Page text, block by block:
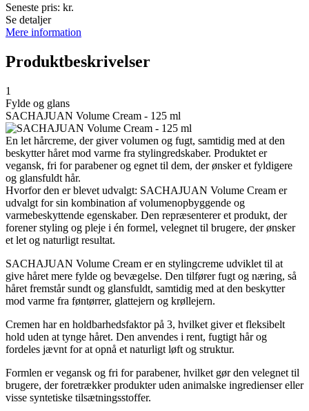
Seneste pris: kr.
Se detaljer
Mere information
Produktbeskrivelser
1
Fylde og glans
SACHAJUAN Volume Cream - 125 ml
En let hårcreme, der giver volumen og fugt, samtidig med at den
beskytter håret mod varme fra stylingredskaber. Produktet er
vegansk, fri for parabener og egnet til dem, der ønsker et fyldigere
og glansfuldt hår.
Hvorfor den er blevet udvalgt: SACHAJUAN Volume Cream er
udvalgt for sin kombination af volumenopbyggende og
varmebeskyttende egenskaber. Den repræsenterer et produkt, der
forener styling og pleje i én formel, velegnet til brugere, der ønsker
et let og naturligt resultat.
SACHAJUAN Volume Cream er en stylingcreme udviklet til at
give håret mere fylde og bevægelse. Den tilfører fugt og næring, så
håret fremstår sundt og glansfuldt, samtidig med at den beskytter
mod varme fra føntørrer, glattejern og krøllejern.
Cremen har en holdbarhedsfaktor på 3, hvilket giver et fleksibelt
hold uden at tynge håret. Den anvendes i rent, fugtigt hår og
fordeles jævnt for at opnå et naturligt løft og struktur.
Formlen er vegansk og fri for parabener, hvilket gør den velegnet til
brugere, der foretrækker produkter uden animalske ingredienser eller
visse syntetiske tilsætningsstoffer.